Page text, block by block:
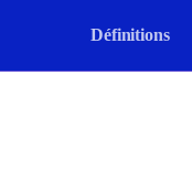
Définitions